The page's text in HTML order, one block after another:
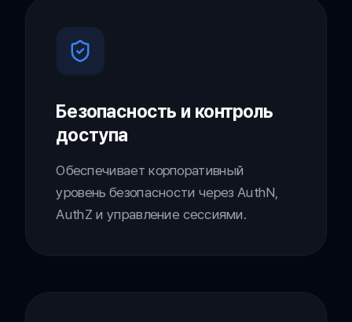
Безопасность и контроль
доступа
Обеспечивает корпоративный
уровень безопасности через AuthN,
AuthZ и управление сессиями.